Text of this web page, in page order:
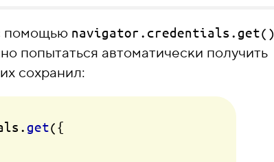
помощью navigator.credentials.get()
попытаться автоматически получить
сохранил:
.get({